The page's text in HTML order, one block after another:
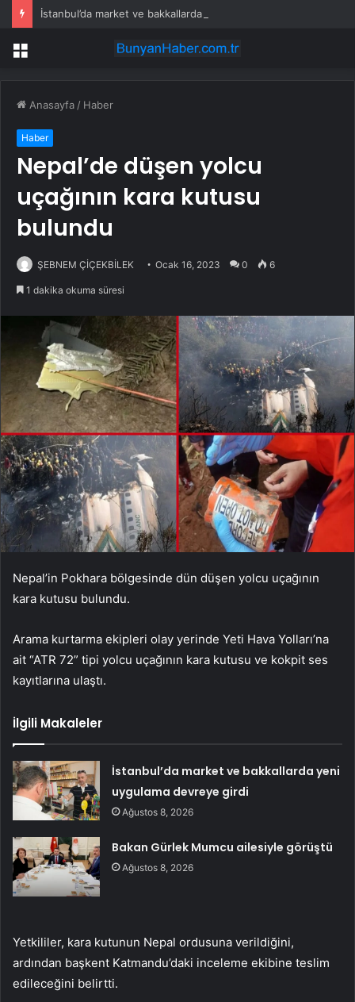
Menü
Anasayfa / Haber
Haber
Nepal’de düşen yolcu
uçağının kara kutusu
bulundu
ŞEBNEM ÇİÇEKBİLEK Ocak 16, 2023 0 6
1 dakika okuma süresi
Nepal’in Pokhara bölgesinde dün düşen yolcu uçağının
kara kutusu bulundu.
Arama kurtarma ekipleri olay yerinde Yeti Hava Yolları’na
ait “ATR 72” tipi yolcu uçağının kara kutusu ve kokpit ses
kayıtlarına ulaştı.
İlgili Makaleler
İstanbul’da market ve bakkallarda yeni
uygulama devreye girdi
Ağustos 8, 2026
Bakan Gürlek Mumcu ailesiyle görüştü
Ağustos 8, 2026
Yetkililer, kara kutunun Nepal ordusuna verildiğini,
ardından başkent Katmandu’daki inceleme ekibine teslim
edileceğini belirtti.